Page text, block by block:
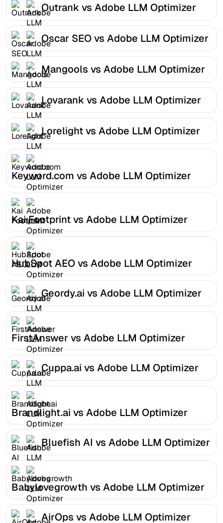
Outrank vs Adobe LLM Optimizer
Oscar SEO vs Adobe LLM Optimizer
Mangools vs Adobe LLM Optimizer
Lovarank vs Adobe LLM Optimizer
Lorelight vs Adobe LLM Optimizer
Keyword.com vs Adobe LLM Optimizer
Kai Footprint vs Adobe LLM Optimizer
HubSpot AEO vs Adobe LLM Optimizer
Geordy.ai vs Adobe LLM Optimizer
FirstAnswer vs Adobe LLM Optimizer
Cuppa.ai vs Adobe LLM Optimizer
Brandlight.ai vs Adobe LLM Optimizer
Bluefish AI vs Adobe LLM Optimizer
Babylovegrowth vs Adobe LLM Optimizer
AirOps vs Adobe LLM Optimizer